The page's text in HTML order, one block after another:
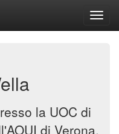
la UOC di
di Verona.